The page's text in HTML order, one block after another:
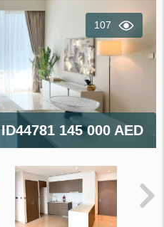
107
ID44781145 000 AED